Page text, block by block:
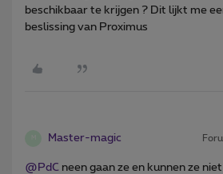
beschikbaar te krijgen ? Dit lijkt me
beslissing van Proximus
Master-magic
@PdC neen gaan ze en kunnen ze